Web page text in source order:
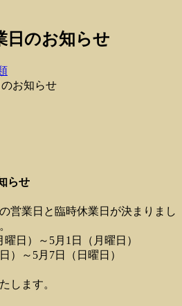
日のお知らせ
お知らせ
らせ
営業日と臨時休業日が決まりまし
日）～5月1日（月曜日）
～5月7日（日曜日）
します。